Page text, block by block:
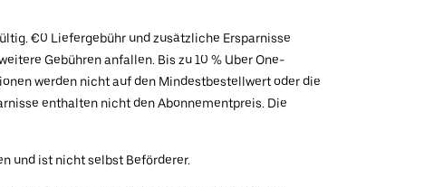
€0 Liefergebühr und zusätzliche Ersparnisse
Gebühren anfallen. Bis zu 10 % Uber One-
werden nicht auf den Mindestbestellwert oder die
enthalten nicht den Abonnementpreis. Die
und ist nicht selbst Beförderer.